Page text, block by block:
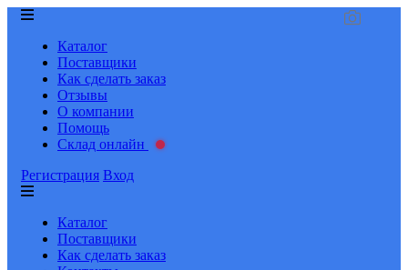
Каталог
Поставщики
Как сделать заказ
Отзывы
О компании
Помощь
Склад онлайн
Регистрация Вход
Каталог
Поставщики
Как сделать заказ